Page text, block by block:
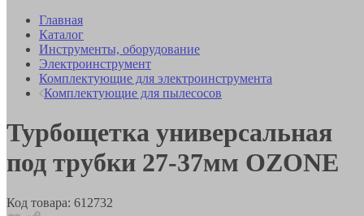
Главная
Каталог
Инструменты, оборудование
Электроинструмент
Комплектующие для электроинструмента
Комплектующие для пылесосов
Турбощетка универсальная
под трубки 27-37мм OZONE
Код товара: 612732